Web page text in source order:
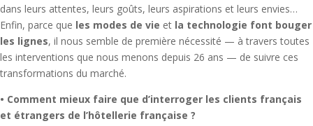
dans leurs attentes, leurs goûts, leurs aspirations et leurs envies…
Enfin, parce que les modes de vie et la technologie font bouger
les lignes, il nous semble de première nécessité — à travers toutes
les interventions que nous menons depuis 26 ans — de suivre ces
transformations du marché.
• Comment mieux faire que d’interroger les clients français
et étrangers de l’hôtellerie française ?